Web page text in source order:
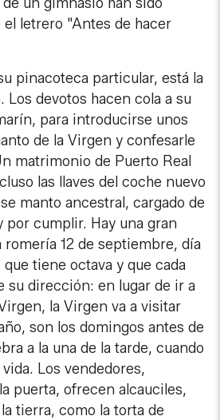
letrero "Antes de hacer
pinacoteca particular, está la
Los devotos hacen cola a su
para introducirse unos
de la Virgen y confesarle
matrimonio de Puerto Real
las llaves del coche nuevo
manto ancestral, cargado de
por cumplir. Hay una gran
12 de septiembre, día
tiene octava y que cada
su dirección: en lugar de ir a
la Virgen va a visitar
son los domingos antes de
a la una de la tarde, cuando
Los vendedores,
puerta, ofrecen alcauciles,
tierra, como la torta de